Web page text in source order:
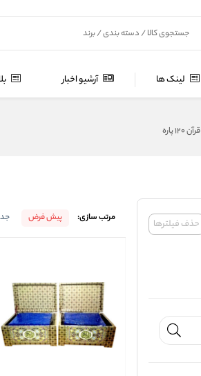
لینک ها آرشیو اخبار
قرآن 120 پاره
حذف فیلترها مرتب سازی: پیش فرض